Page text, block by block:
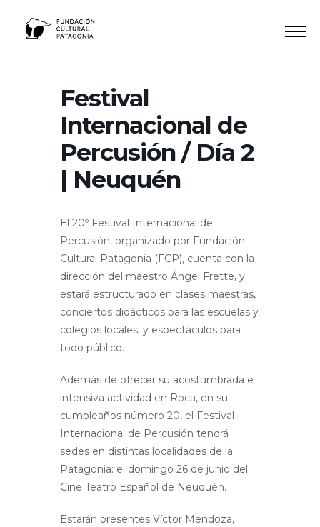
Festival
Internacional de
Percusión / Día 2
| Neuquén
El 20º Festival Internacional de
Percusión, organizado por Fundación
Cultural Patagonia (FCP), cuenta con la
dirección del maestro Ángel Frette, y
estará estructurado en clases maestras,
conciertos didácticos para las escuelas y
colegios locales, y espectáculos para
todo público.
Además de ofrecer su acostumbrada e
intensiva actividad en Roca, en su
cumpleaños número 20, el Festival
Internacional de Percusión tendrá
sedes en distintas localidades de la
Patagonia: el domingo 26 de junio del
Cine Teatro Español de Neuquén.
Estarán presentes Víctor Mendoza,